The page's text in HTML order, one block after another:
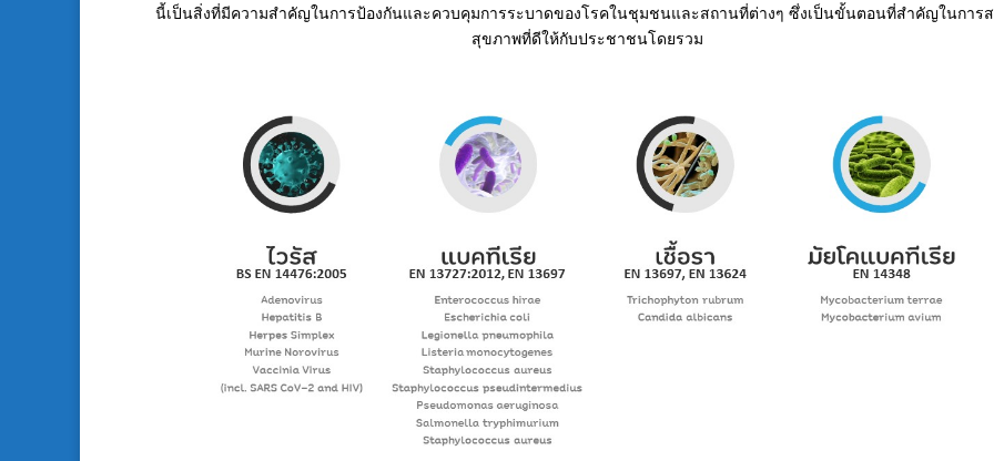
นี้เป็นสิ่งที่มีความสำคัญในการป้องกันและควบคุมการระบาดของโรคในชุมชนและสถานที่ต่างๆ ซึ่งเป็นขั้นตอนที่สำคัญในการ
สุขภาพที่ดีให้กับประชาชนโดยรวม